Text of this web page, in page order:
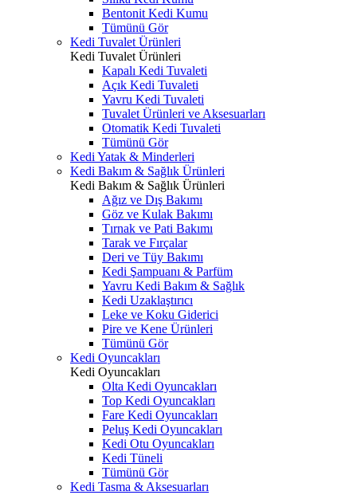
Bentonit Kedi Kumu
Tümünü Gör
Kedi Tuvalet Ürünleri
Kedi Tuvalet Ürünleri
Kapalı Kedi Tuvaleti
Açık Kedi Tuvaleti
Yavru Kedi Tuvaleti
Tuvalet Ürünleri ve Aksesuarları
Otomatik Kedi Tuvaleti
Tümünü Gör
Kedi Yatak & Minderleri
Kedi Bakım & Sağlık Ürünleri
Kedi Bakım & Sağlık Ürünleri
Ağız ve Dış Bakımı
Göz ve Kulak Bakımı
Tırnak ve Pati Bakımı
Tarak ve Fırçalar
Deri ve Tüy Bakımı
Kedi Şampuanı & Parfüm
Yavru Kedi Bakım & Sağlık
Kedi Uzaklaştırıcı
Leke ve Koku Giderici
Pire ve Kene Ürünleri
Tümünü Gör
Kedi Oyuncakları
Kedi Oyuncakları
Olta Kedi Oyuncakları
Top Kedi Oyuncakları
Fare Kedi Oyuncakları
Peluş Kedi Oyuncakları
Kedi Otu Oyuncakları
Kedi Tüneli
Tümünü Gör
Kedi Tasma & Aksesuarları